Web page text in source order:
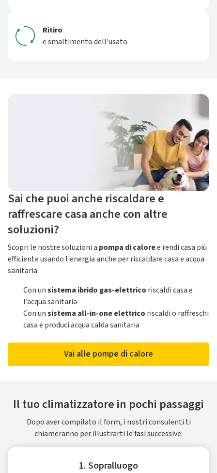
Ritiro
e smaltimento dell'usato
Sai che puoi anche riscaldare e
raffrescare casa anche con altre
soluzioni?
Scopri le nostre soluzioni a pompa di caloree rendi casa più
efficiente usando l'energia anche per riscaldare casa e acqua
sanitaria.
Con unsistema ibrido gas-elettrico riscaldi casa e
l’acqua sanitaria
Con unsistema all-in-one elettrico riscaldi o raffreschi
casa e produci acqua calda sanitaria
Vai alle pompe di calore
Il tuo climatizzatore in pochi passaggi
Dopo aver compilato il form, i nostri consulenti ti
chiameranno per illustrarti le fasi successive:
1. Sopralluogo